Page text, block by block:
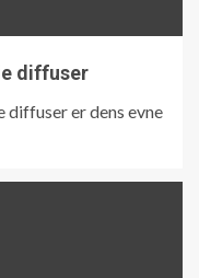
diffuser
diffuser er dens evne